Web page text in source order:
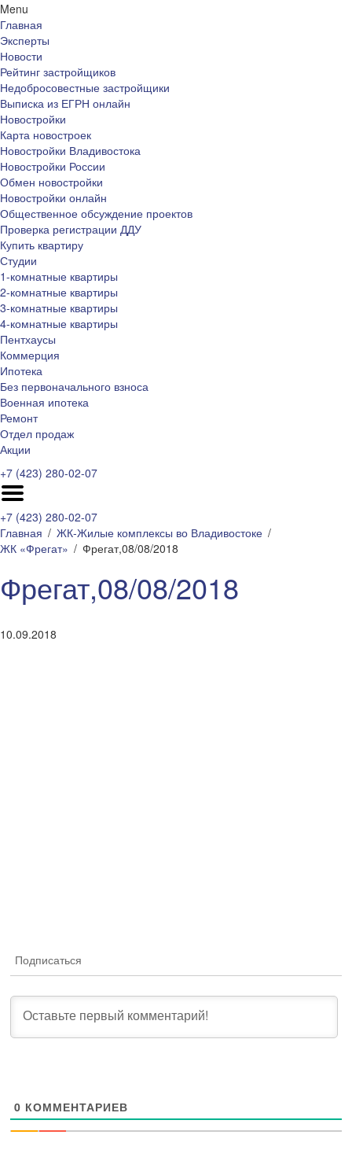
Menu
Главная
Эксперты
Новости
Рейтинг застройщиков
Недобросовестные застройщики
Выписка из ЕГРН онлайн
Новостройки
Карта новостроек
Новостройки Владивостока
Новостройки России
Обмен новостройки
Новостройки онлайн
Общественное обсуждение проектов
Проверка регистрации ДДУ
Купить квартиру
Студии
1-комнатные квартиры
2-комнатные квартиры
3-комнатные квартиры
4-комнатные квартиры
Пентхаусы
Коммерция
Ипотека
Без первоначального взноса
Военная ипотека
Ремонт
Отдел продаж
Акции
+7 (423) 280-02-07
+7 (423) 280-02-07
Главная
ЖК-Жилые комплексы во Владивостоке
ЖК «Фрегат»
Фрегат,08/08/2018
Фрегат,08/08/2018
10.09.2018
Подписаться
0 КОММЕНТАРИЕВ